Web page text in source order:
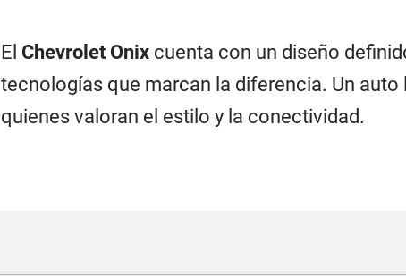
El Chevrolet Onixcuenta con un diseño
tecnologías que marcan la diferencia. Un auto
quienes valoran el estilo y la conectividad.